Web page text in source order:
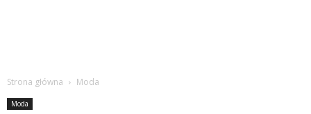
Strona główna Moda
Moda